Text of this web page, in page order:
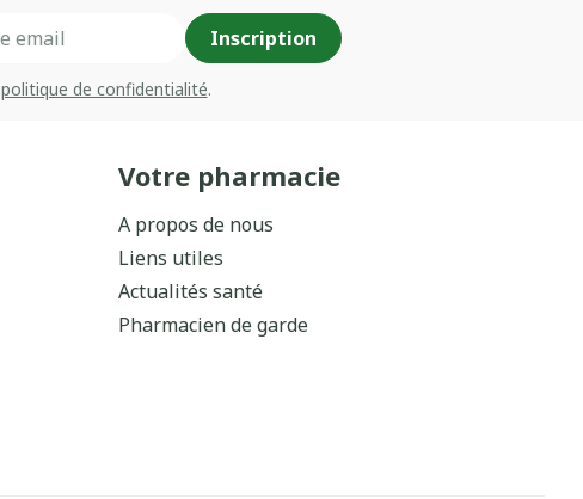
Inscription
politique de confidentialité.
Votre pharmacie
A propos de nous
Liens utiles
Actualités santé
Pharmacien de garde